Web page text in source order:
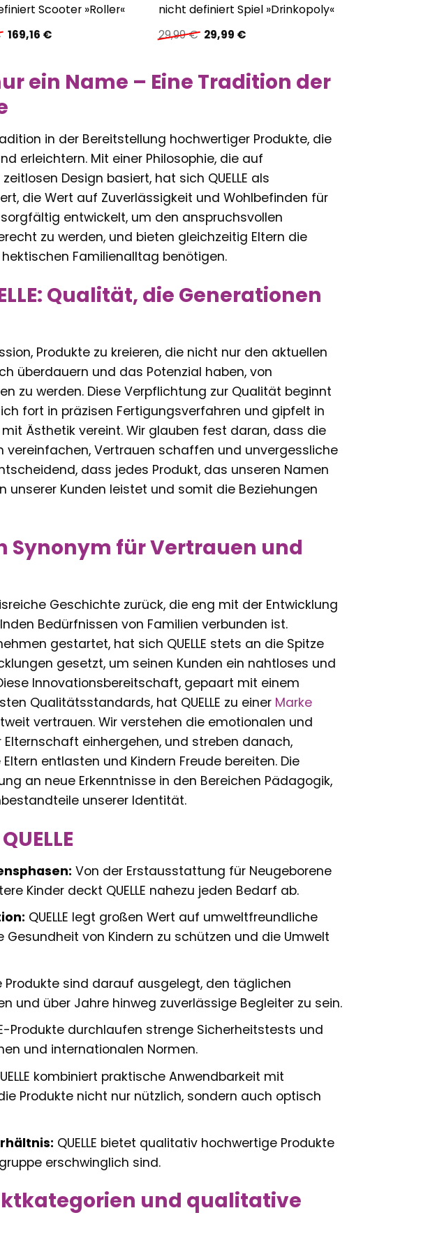
Scooter »Roller«
Ursprünglicher
Preis
169,16 €Aktueller
nicht definiert Spiel »Drinkopoly«
29,99€ Ursprünglicher
Preis
29,99 €Aktueller
ein Name – Eine Tradition der
in der Bereitstellung hochwertiger Produkte, die
erleichtern. Mit einer Philosophie, die auf
Design basiert, hat sich QUELLE als
die Wert auf Zuverlässigkeit und Wohlbefinden für
entwickelt, um den anspruchsvollen
zu werden, und bieten gleichzeitig Eltern die
Familienalltag benötigen.
Qualität, die Generationen
Produkte zu kreieren, die nicht nur den aktuellen
überdauern und das Potenzial haben, von
zu werden. Diese Verpflichtung zur Qualität beginnt
fort in präzisen Fertigungsverfahren und gipfelt in
Ästhetik vereint. Wir glauben fest daran, dass die
vereinfachen, Vertrauen schaffen und unvergessliche
dass jedes Produkt, das unseren Namen
unserer Kunden leistet und somit die Beziehungen
Synonym für Vertrauen und
Geschichte zurück, die eng mit der Entwicklung
Bedürfnissen von Familien verbunden ist.
gestartet, hat sich QUELLE stets an die Spitze
gesetzt, um seinen Kunden ein nahtloses und
Innovationsbereitschaft, gepaart mit einem
Qualitätsstandards, hat QUELLE zu einer Marke
vertrauen. Wir verstehen die emotionalen und
einhergehen, und streben danach,
entlasten und Kindern Freude bereiten. Die
an neue Erkenntnisse in den Bereichen Pädagogik,
unserer Identität.
Von der Erstausstattung für Neugeborene
Kinder deckt QUELLE nahezu jeden Bedarf ab.
QUELLE legt großen Wert auf umweltfreundliche
von Kindern zu schützen und die Umwelt
Produkte sind darauf ausgelegt, den täglichen
und über Jahre hinweg zuverlässige Begleiter zu sein.
Produkte durchlaufen strenge Sicherheitstests und
und internationalen Normen.
kombiniert praktische Anwendbarkeit mit
Produkte nicht nur nützlich, sondern auch optisch
QUELLE bietet qualitativ hochwertige Produkte
erschwinglich sind.
und qualitative